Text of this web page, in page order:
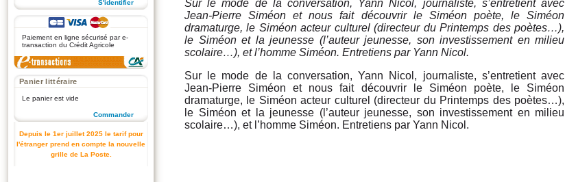
S'identifier
Paiement en ligne sécurisé par e-
transaction du Crédit Agricole
Panier littéraire
Le panier est vide
Commander
Depuis le 1er juillet 2025 le tarif pour
l'étranger prend en compte la nouvelle
grille de La Poste.
Sur le mode de la conversation, Yann Nicol, journaliste, s’entretient avec
Jean-Pierre Siméon et nous fait découvrir le Siméon poète, le Siméon
dramaturge, le Siméon acteur culturel (directeur du Printemps des poètes…),
le Siméon et la jeunesse (l’auteur jeunesse, son investissement en milieu
scolaire…), et l’homme Siméon. Entretiens par Yann Nicol.
Sur le mode de la conversation, Yann Nicol, journaliste, s’entretient avec
Jean-Pierre Siméon et nous fait découvrir le Siméon poète, le Siméon
dramaturge, le Siméon acteur culturel (directeur du Printemps des poètes…),
le Siméon et la jeunesse (l’auteur jeunesse, son investissement en milieu
scolaire…), et l’homme Siméon. Entretiens par Yann Nicol.